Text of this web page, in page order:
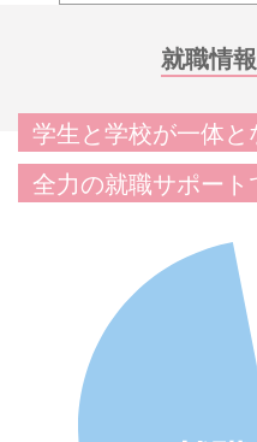
就職情
学生と学校が一体と
全力の就職サポート